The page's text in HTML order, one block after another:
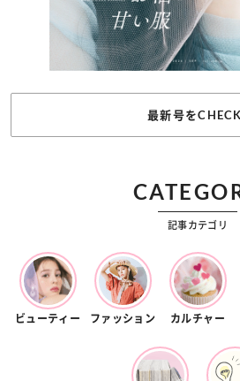
最新号を
記事カテゴリ
ビューティー ファッション カルチャー